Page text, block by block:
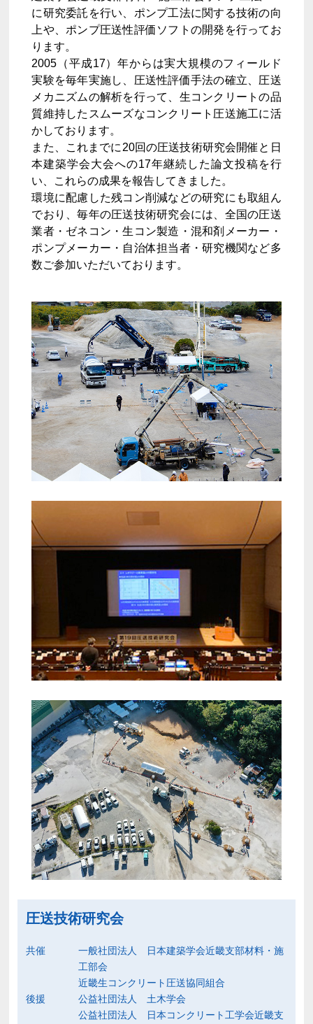
に研究委託を行い、ポンプ工法に関する技術の向
上や、ポンプ圧送性評価ソフトの開発を行ってお
ります。
2005（平成17）年からは実大規模のフィールド
実験を毎年実施し、圧送性評価手法の確立、圧送
メカニズムの解析を行って、生コンクリートの品
質維持したスムーズなコンクリート圧送施工に活
かしております。
また、これまでに20回の圧送技術研究会開催と日
本建築学会大会への17年継続した論文投稿を行
い、これらの成果を報告してきました。
環境に配慮した残コン削減などの研究にも取組ん
でおり、毎年の圧送技術研究会には、全国の圧送
業者・ゼネコン・生コン製造・混和剤メーカー・
ポンプメーカー・自治体担当者・研究機関など多
数ご参加いただいております。
圧送技術研究会
共催
一般社団法人 日本建築学会近畿支部材料・施
工部会
近畿生コンクリート圧送協同組合
後援
公益社団法人 土木学会
公益社団法人 日本コンクリート工学会近畿支